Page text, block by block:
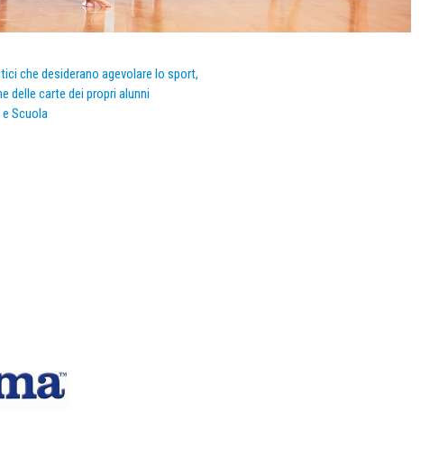
che desiderano agevolare lo sport,
delle carte dei propri alunni
Scuola